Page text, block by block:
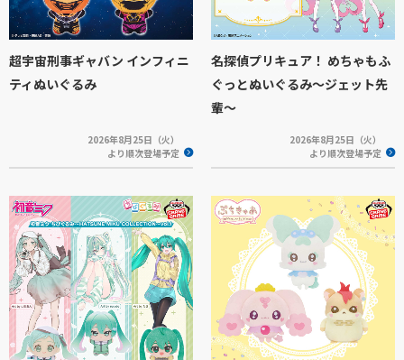
超宇宙刑事ギャバン インフィニ
ティぬいぐるみ
2026年8月25日（火）
より順次登場予定
名探偵プリキュア！ めちゃもふ
ぐっとぬいぐるみ～ジェット先
輩～
2026年8月25日（火）
より順次登場予定